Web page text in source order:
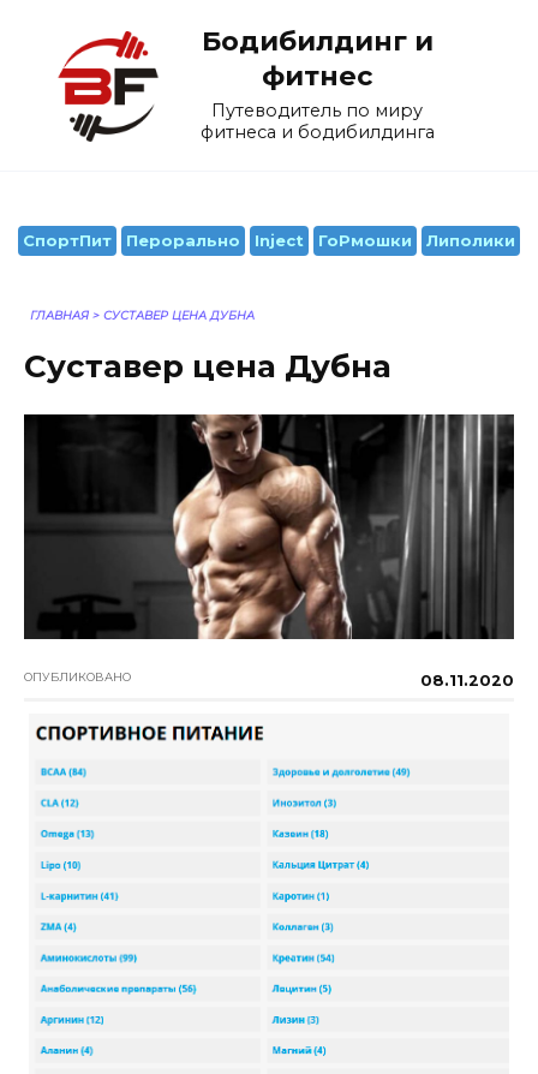
содержанию
Бодибилдинг и
фитнес
Путеводитель по миру
фитнеса и бодибилдинга
СпортПит Перорально Inject ГоРмошки Липолики
ГЛАВНАЯ > СУСТАВЕР ЦЕНА ДУБНА
Суставер цена Дубна
ОПУБЛИКОВАНО 08.11.2020